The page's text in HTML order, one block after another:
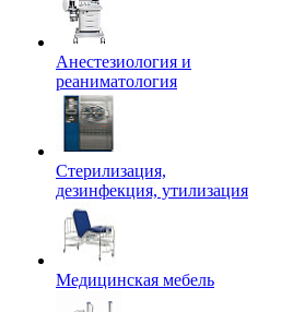
Анестезиология и
реаниматология
Стерилизация,
дезинфекция, утилизация
Медицинская мебель